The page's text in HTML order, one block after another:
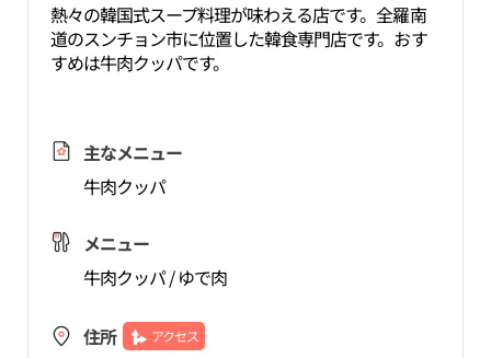
熱々の韓国式スープ料理が味わえる店です。全羅南
道のスンチョン市に位置した韓食専門店です。おす
すめは牛肉クッパです。
主なメニュー
牛肉クッパ
メニュー
牛肉クッパ / ゆで肉
住所 アクセス